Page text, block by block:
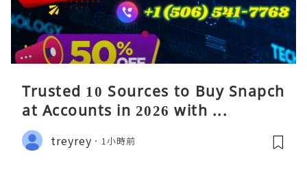
Trusted 10 Sources to Buy Snapch
at Accounts in 2026 with ...
treyrey 1小時前